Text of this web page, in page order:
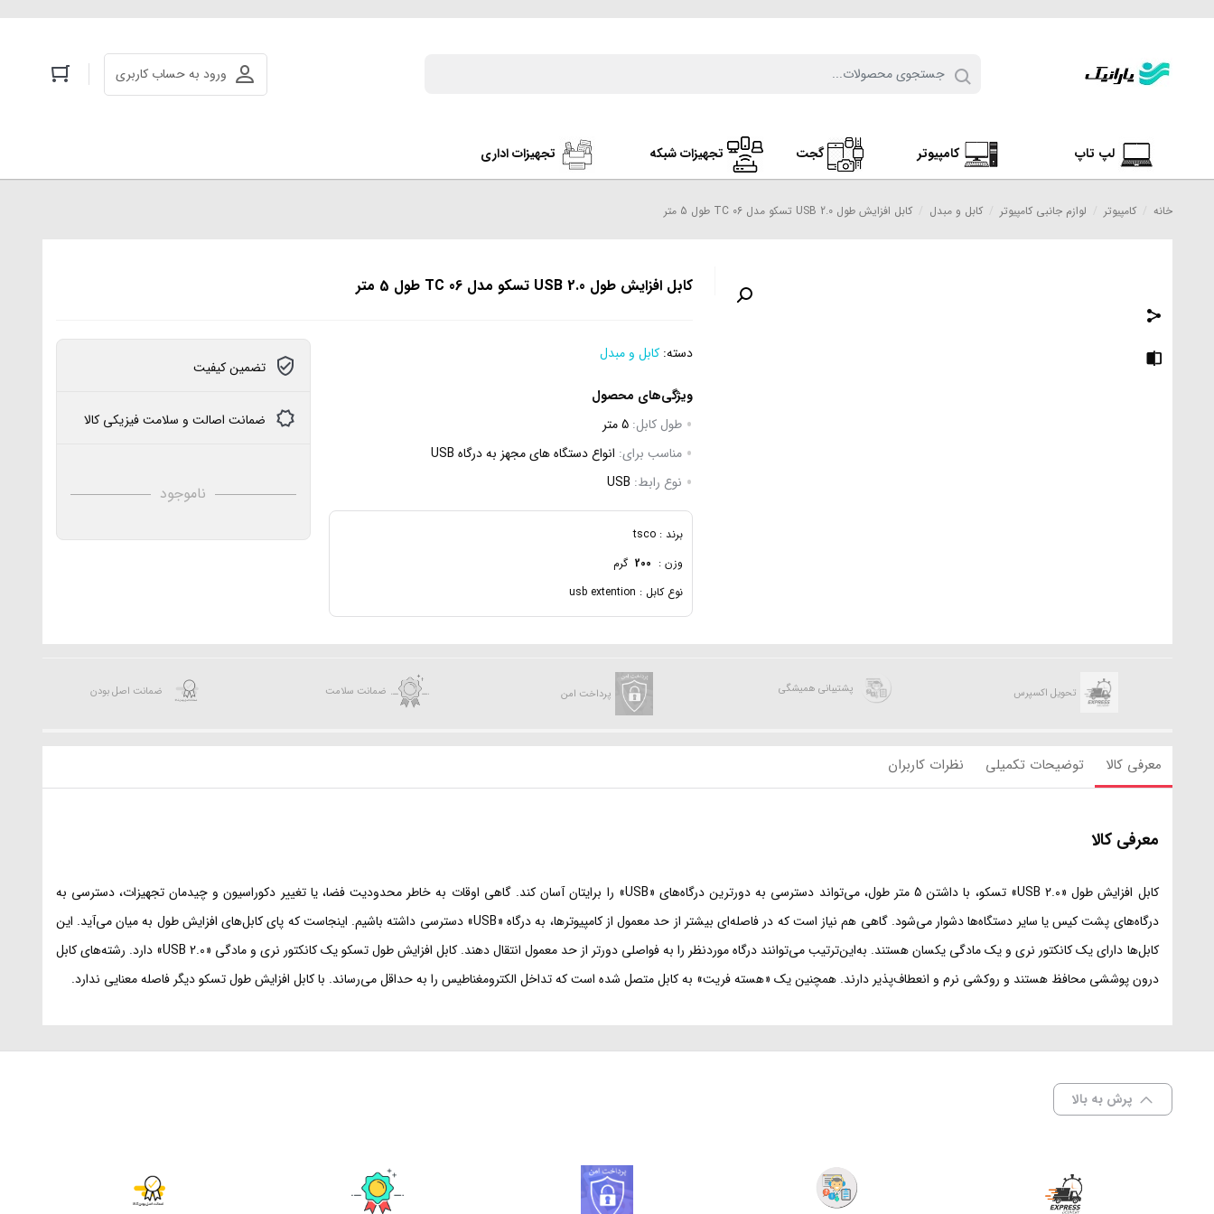
ورود به حساب کاربری
لپ تاپ کامپیوتر گجت تجهیزات شبکه تجهیزات اداری
خانه کامپیوتر لوازم جانبی کامپیوتر کابل و مبدل کابل افزایش طول USB 2.0 تسکو مدل TC 06 طول 5 متر
کابل افزایش طول USB 2.0 تسکو مدل TC 06 طول 5 متر
دسته: کابل و مبدل
ویژگی‌های محصول
طول کابل: 5 متر
مناسب برای: انواع دستگاه های مجهز به درگاه USB
نوع رابط: USB
برند : tsco
وزن : 200 گرم
نوع کابل : usb extention
تضمین کیفیت
ضمانت اصالت و سلامت فیزیکی کالا
ناموجود
تحویل اکسپرس پشتیبانی همیشگی پرداخت امن ضمانت سلامت ضمانت اصل بودن
معرفی کالا توضیحات تکمیلی نظرات کاربران
معرفی کالا
کابل افزایش طول «USB 2.0» تسکو، با داشتن 5 متر طول، می‌تواند دسترسی به دورترین درگاه‌های «USB» را برایتان آسان کند. گاهی اوقات به خاطر محدودیت فضا، یا تغییر دکوراسیون و چیدمان تجهیزات، دسترسی به
درگاه‌های پشت کیس یا سایر دستگاه‌ها دشوار می‌شود. گاهی هم نیاز است که در فاصله‌ای بیشتر از حد معمول از کامپیوترها، به درگاه «USB» دسترسی داشته باشیم. اینجاست که پای کابل‌های افزایش طول به میان می‌آید. این
کابل‌ها دارای یک کانکتور نری و یک مادگی یکسان هستند. به‌این‌ترتیب می‌توانند درگاه موردنظر را به فواصلی دورتر از حد معمول انتقال دهند. کابل افزایش طول تسکو یک کانکتور نری و مادگی «USB 2.0» دارد. رشته‌های کابل
درون پوششی محافظ هستند و روکشی نرم و انعطاف‌پذیر دارند. همچنین یک «هسته فریت» به کابل متصل شده است که تداخل الکترومغناطیس را به حداقل می‌رساند. با کابل افزایش طول تسکو دیگر فاصله معنایی ندارد.
پرش به بالا